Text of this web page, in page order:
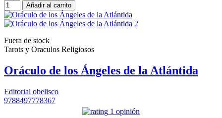
Añadir al carrito
Fuera de stock
Tarots y Oraculos Religiosos
Oráculo de los Ángeles de la Atlántida
Editorial obelisco
9788497778367
1 opinión